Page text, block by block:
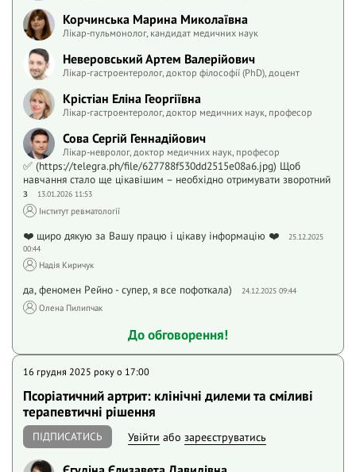
Корчинська Марина Миколаївна
Лікар-пульмонолог, кандидат медичних наук
Неверовський Артем Валерійович
Лікар-гастроентеролог, доктор філософії (PhD), доцент
Крістіан Еліна Георгіївна
Лікар-гастроентеролог, доктор медичних наук, професор
Сова Сергій Геннадійович
Лікар-невролог, доктор медичних наук, професор
✅ (https://telegra.ph/file/627788f530dd2515e08a6.jpg) Щоб
навчання стало ще цікавішим – необхідно отримувати зворотний
з
13.01.2026 11:53
Інститут ревматології
❤️ щиро дякую за Вашу працю і цікаву інформацію ❤️
25.12.2025
00:44
Надія Киричук
да, феномен Рейно - супер, я все пофоткала) 24.12.2025 09:44
Олена Пилипчак
До обговорення!
16 грудня 2025 року o 17:00
Псоріатичний артрит: клінічні дилеми та сміливі
терапевтичні рішення
ПІДПИСАТИСЬ Увійти або зареєструватись